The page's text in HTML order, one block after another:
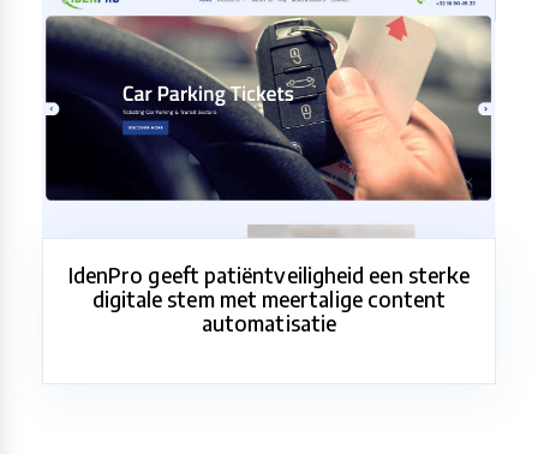
IdenPro geeft patiëntveiligheid een sterke
digitale stem met meertalige content
automatisatie